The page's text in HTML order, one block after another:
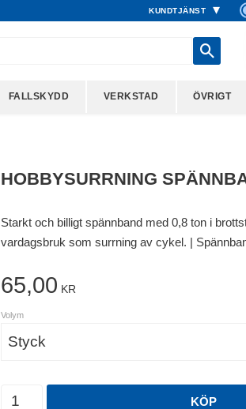
KUNDTJÄNST
FALLSKYDD VERKSTAD ÖVRIGT
HOBBYSURRNING
Starkt och billigt spännband med 0,8 ton i
vardagsbruk som surrning av cykel. |
65,00 KR
Volym
KÖP